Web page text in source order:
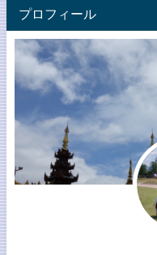
プロフィール